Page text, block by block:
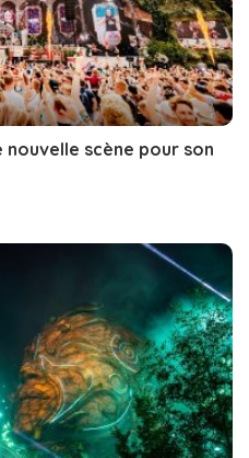
scène pour son